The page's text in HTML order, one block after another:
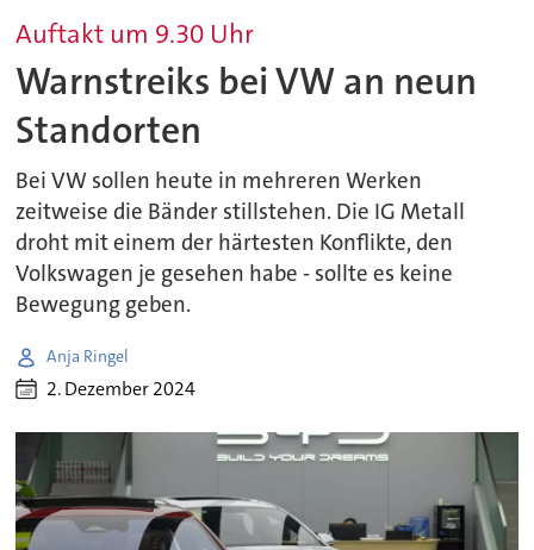
Auftakt um 9.30 Uhr
Warnstreiks bei VW an neun
Standorten
Bei VW sollen heute in mehreren Werken
zeitweise die Bänder stillstehen. Die IG Metall
droht mit einem der härtesten Konflikte, den
Volkswagen je gesehen habe - sollte es keine
Bewegung geben.
Anja Ringel
2. Dezember 2024